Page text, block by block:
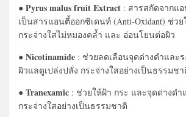
● Pyrus malus fruit Extract : สารสกัดจากแ
เป็นสารแอนตี้ออกซิเดนท์ (Anti-Oxidant) ช่ว
กระจ่างใสไม่หมองคล้ำ และ อ่อนโยนต่อผิว
● Nicotinamide : ช่วยลดเลือนจุดด่างดำและ
ผิวแลดูเปล่งปลั่ง กระจ่างใสอย่างเป็นธรรมชา
● Tranexamic : ช่วยให้ฝ้า กระ และจุดด่างดำ
กระจ่างใสอย่างเป็นธรรมชาติ